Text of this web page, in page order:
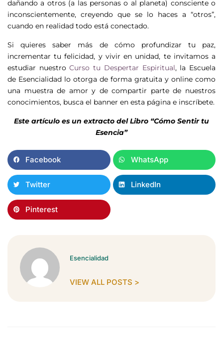
dañando a otros (a las personas o al planeta) consciente o
inconscientemente, creyendo que se lo haces a “otros”,
cuando en realidad todo está conectado.
Si quieres saber más de cómo profundizar tu paz,
incrementar tu felicidad, y vivir en unidad, te invitamos a
estudiar nuestroCurso tu Despertar Espiritual, la Escuela
de Esencialidad lo otorga de forma gratuita y online como
una muestra de amor y de compartir parte de nuestros
conocimientos, busca el banner en esta página e inscríbete.
Este artículo es un extracto del Libro “Cómo Sentir tu
Esencia”
Facebook WhatsApp
Twitter LinkedIn
Pinterest
Esencialidad
VIEW ALL POSTS >